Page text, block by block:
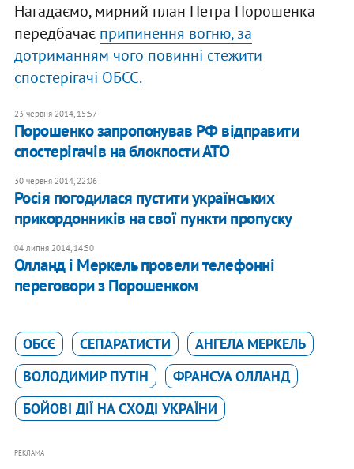
Нагадаємо, мирний план Петра Порошенка
передбачає припинення вогню, за
дотриманням чого повинні стежити
спостерігачі ОБСЄ.
23 червня 2014, 15:57
Порошенко запропонував РФ відправити
спостерігачів на блокпости АТО
30 червня 2014, 22:06
Росія погодилася пустити українських
прикордонників на свої пункти пропуску
04 липня 2014, 14:50
Олланд і Меркель провели телефонні
переговори з Порошенком
ОБСЄ СЕПАРАТИСТИ
АНГЕЛА МЕРКЕЛЬ
ВОЛОДИМИР ПУТІН
ФРАНСУА ОЛЛАНД
БОЙОВІ ДІЇ НА СХОДІ УКРАЇНИ
РЕКЛАМА